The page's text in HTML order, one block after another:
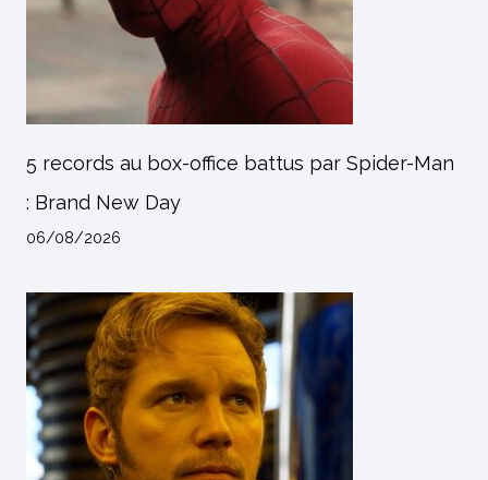
5 records au box-office battus par Spider-Man
: Brand New Day
06/08/2026